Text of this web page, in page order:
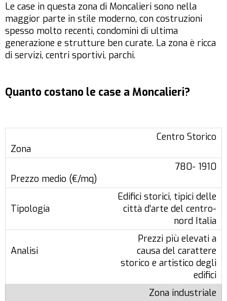
Le case in questa zona di Moncalieri sono nella
maggior parte in stile moderno, con costruzioni
spesso molto recenti, condomini di ultima
generazione e strutture ben curate. La zona è ricca
di servizi, centri sportivi, parchi.
Quanto costano le case a Moncalieri?
Centro Storico
780- 1910
Edifici storici, tipici delle
città d’arte del centro-
nord Italia
Prezzi più elevati a
causa del carattere
storico e artistico degli
edifici
Zona industriale